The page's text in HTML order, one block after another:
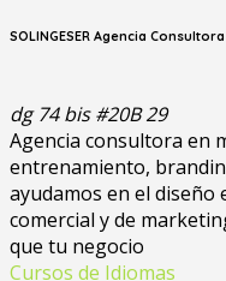
SOLINGESER Agencia Consultora
dg 74 bis #20B 29
Agencia consultora en
entrenamiento,
ayudamos en el diseño
comercial y de
que tu negocio
Cursos de Idiomas